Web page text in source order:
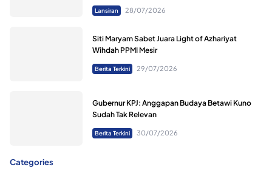
Lansiran 28/07/2026
Siti Maryam Sabet Juara Light of Azhariyat
Wihdah PPMI Mesir
Berita Terkini 29/07/2026
Gubernur KPJ: Anggapan Budaya Betawi Kuno
Sudah Tak Relevan
Berita Terkini 30/07/2026
Categories